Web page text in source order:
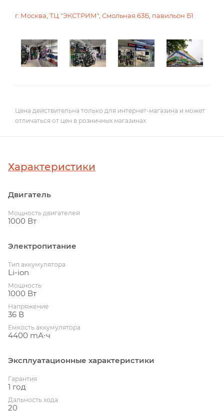
г. Москва, ТЦ "ЭКСТРИМ", Смольная 63Б, павильон Б1
Цена действительна только для интернет-магазина и может
отличаться от цен в розничных магазинах
Характеристики
Двигатель
Мощность двигателей
1000 Вт
Электропитание
Тип аккумулятора
Li-ion
Мощность
1000 Вт
Напряжение
36 В
Емкость аккумулятора
4400 mА⋅ч
Эксплуатационные характеристики
Гарантия
1 год
Дальность хода
20